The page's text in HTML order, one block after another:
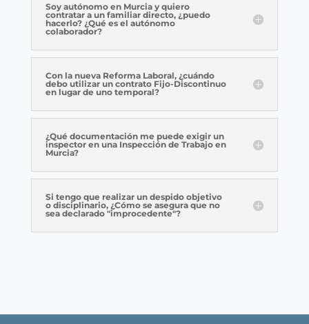
Soy autónomo en Murcia y quiero
contratar a un familiar directo, ¿puedo
hacerlo? ¿Qué es el autónomo
colaborador?
Con la nueva Reforma Laboral, ¿cuándo
debo utilizar un contrato Fijo-Discontinuo
en lugar de uno temporal?
¿Qué documentación me puede exigir un
inspector en una Inspección de Trabajo en
Murcia?
Si tengo que realizar un despido objetivo
o disciplinario, ¿Cómo se asegura que no
sea declarado "improcedente"?